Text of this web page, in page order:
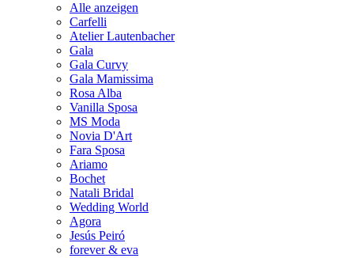
Alle anzeigen
Carfelli
Atelier Lautenbacher
Gala
Gala Curvy
Gala Mamissima
Rosa Alba
Vanilla Sposa
MS Moda
Novia D'Art
Fara Sposa
Ariamo
Bochet
Natali Bridal
Wedding World
Agora
Jesús Peiró
forever & eva